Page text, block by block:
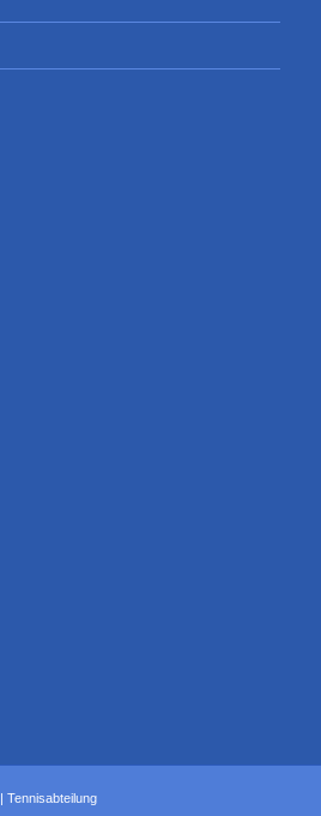
Tennisabteilung